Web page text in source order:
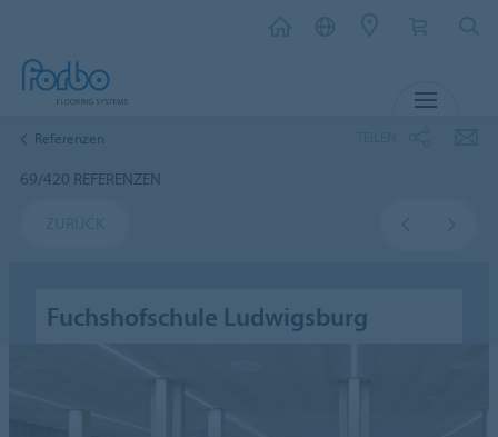
Referenzen
69/420 REFERENZEN
Fuchshofschule Ludwigsburg